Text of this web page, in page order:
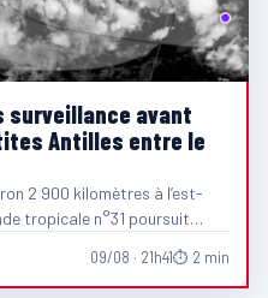
surveillance avant
Antilles entre le
2 900 kilomètres à l’est-
tropicale n°31 poursuit…
09/08 · 21h41⏱ 2 min